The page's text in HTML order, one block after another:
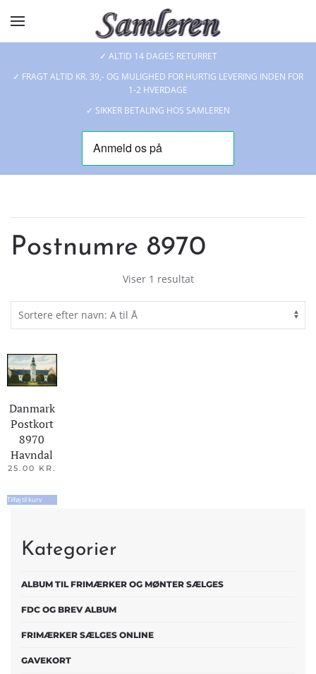
Skip to main content
✓ ALTID 14 DAGES RETURRET
✓ FRAGT ALTID KR. 39,- OG MULIGHED FOR HURTIG LEVERING INDEN FOR
1-2 HVERDAGE
✓ SIKKER BETALING HOS SAMLEREN
Postnumre 8970
Viser 1 resultat
Danmark
Postkort
8970
Havndal
25.00 KR.
Tilføj til kurv
Kategorier
ALBUM TIL FRIMÆRKER OG MØNTER SÆLGES
FDC OG BREV ALBUM
FRIMÆRKER SÆLGES ONLINE
GAVEKORT